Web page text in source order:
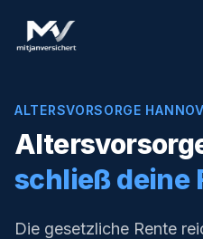
ALTERSVORSORGE
schließ deine
Die gesetzliche Rente